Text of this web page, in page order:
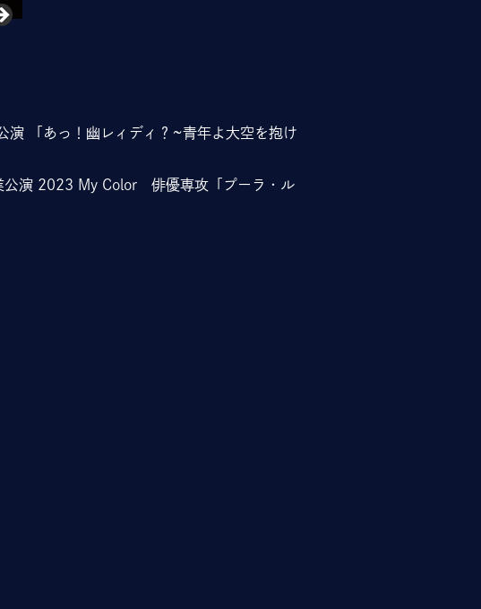
「あっ！幽レィディ？~青年よ大空を抱け
公演 2023 My Color 俳優専攻「プーラ・ル